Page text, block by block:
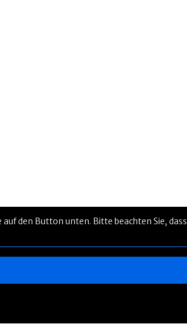
den Button unten. Bitte beachten Sie, dass